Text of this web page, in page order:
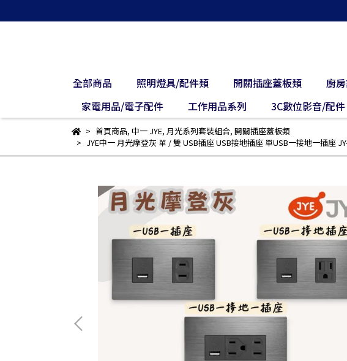
全部商品 照明燈具/配件類 開關插座蓋板類 廚
家電用品/電子配件
工作用品系列 3C數位影音/配件
首頁商品, 中一 JYE, 月光系列套裝組合, 開關插座蓋板類
JYE中一 月光摩登灰 單 / 雙 USB插座 USB接地插座 單USB一接地一插座